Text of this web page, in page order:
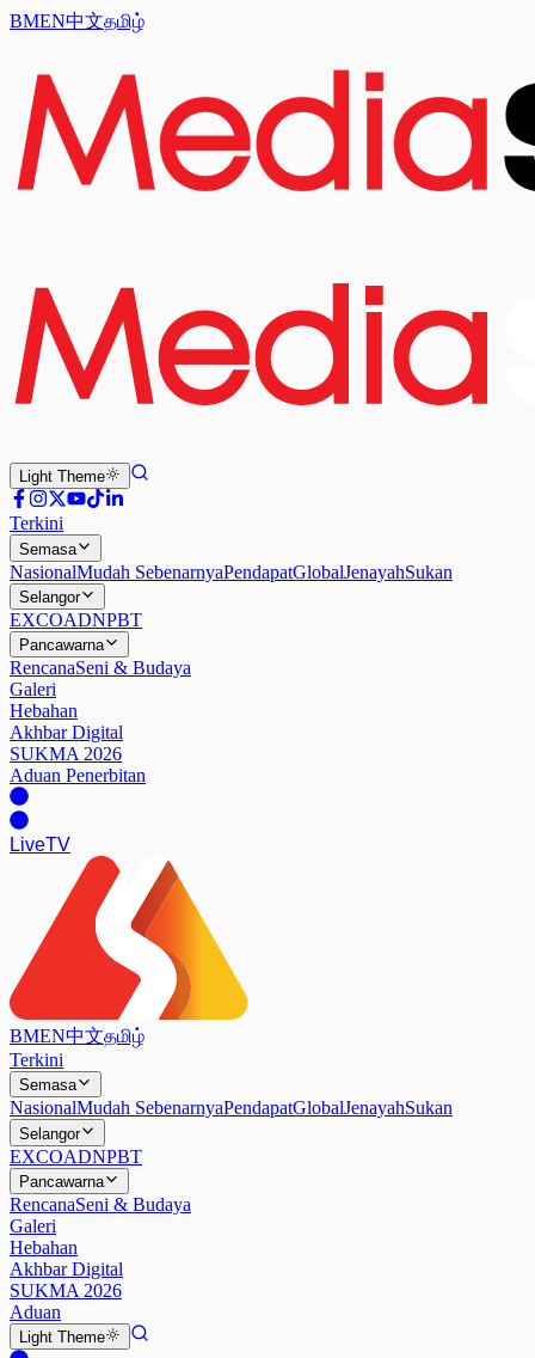
BMEN中文தமிழ்
Light Theme
Terkini
Semasa
NasionalMudah SebenarnyaPendapatGlobalJenayahSukan
Selangor
EXCOADNPBT
Pancawarna
RencanaSeni & Budaya
Galeri
Hebahan
Akhbar Digital
SUKMA 2026
Aduan Penerbitan
LiveTV
BMEN中文தமிழ்
Terkini
Semasa
NasionalMudah SebenarnyaPendapatGlobalJenayahSukan
Selangor
EXCOADNPBT
Pancawarna
RencanaSeni & Budaya
Galeri
Hebahan
Akhbar Digital
SUKMA 2026
Aduan
Light Theme